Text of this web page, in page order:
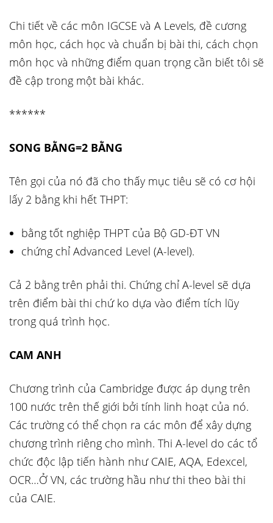
Chi tiết về các môn IGCSE và A Levels, đề cương
môn học, cách học và chuẩn bị bài thi, cách chọn
môn học và những điểm quan trọng cần biết tôi sẽ
đề cập trong một bài khác.
******
SONG BẰNG=2 BẰNG
Tên gọi của nó đã cho thấy mục tiêu sẽ có cơ hội
lấy 2 bằng khi hết THPT:
bằng tốt nghiệp THPT của Bộ GD-ĐT VN
chứng chỉ Advanced Level (A-level).
Cả 2 bằng trên phải thi. Chứng chỉ A-level sẽ dựa
trên điểm bài thi chứ ko dựa vào điểm tích lũy
trong quá trình học.
CAM ANH
Chương trình của Cambridge được áp dụng trên
100 nước trên thế giới bởi tính linh hoạt của nó.
Các trường có thể chọn ra các môn để xây dựng
chương trình riêng cho mình. Thi A-level do các tổ
chức độc lập tiến hành như CAIE, AQA, Edexcel,
OCR…Ở VN, các trường hầu như thi theo bài thi
của CAIE.